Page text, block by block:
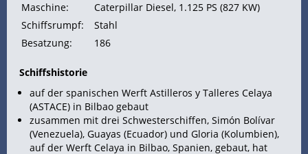
Maschine:
Caterpillar Diesel, 1.125 PS (827 KW)
Schiffsrumpf:
Stahl
Besatzung:
186
Schiffshistorie
auf der spanischen Werft Astilleros y Talleres Celaya
(ASTACE) in Bilbao gebaut
zusammen mit drei Schwesterschiffen, Simón Bolívar
(Venezuela), Guayas (Ecuador) und Gloria (Kolumbien),
auf der Werft Celaya in Bilbao, Spanien, gebaut, hat